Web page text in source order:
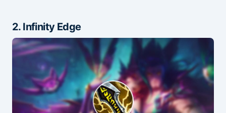
2. Infinity Edge